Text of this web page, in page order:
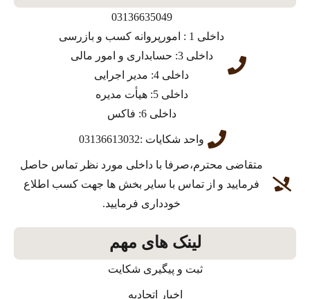
03136635049
داخلی 1 : امورپروانه کسب و بازرسی
داخلی 3: حسابداری و امور مالی
داخلی 4: مدیر اجرایی
داخلی 5: هیأت مدیره
داخلی 6: فاکس
واحد شکایات :03136613032
متقاضی محترم،صرفا با داخلی مورد نظر تماس حاصل
فرمایید و از تماس با سایر بخش ها جهت کسب اطلاع
خودداری فرمایید.
لینک های مهم
ثبت و پیگیری شکایت
اخبار اتحادیه